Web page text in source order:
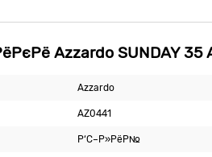
Azzardo SUNDAY 35
Azzardo
AZ0441
Р‘С–Р»РёР№